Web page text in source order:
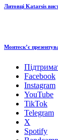
Литовці Katarsis
Монтескʼє
Facebook
Instagram
YouTube
TikTok
Telegram
X
Spotify